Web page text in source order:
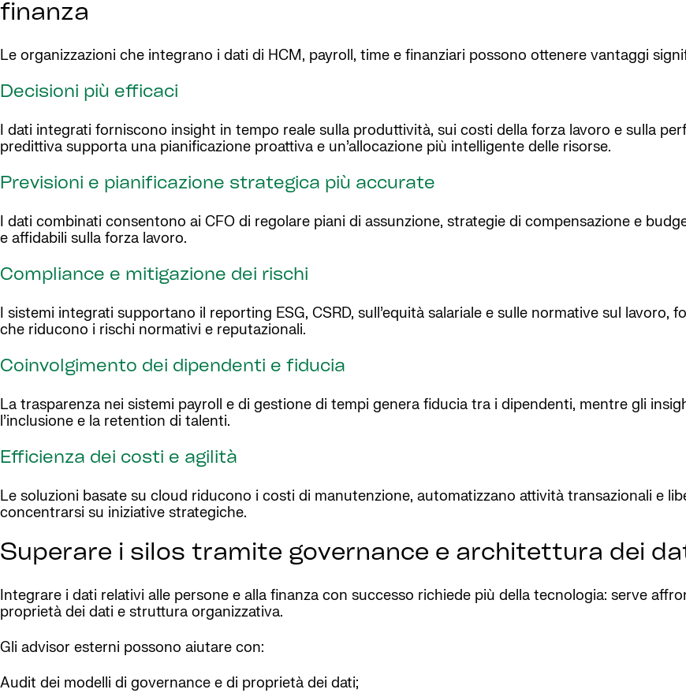
finanza
Le organizzazioni che integrano i dati di HCM, payroll, time e finanziari possono ottenere vantaggi
Decisioni più efficaci
I dati integrati forniscono insight in tempo reale sulla produttività, sui costi della forza lavoro e sulla
predittiva supporta una pianificazione proattiva e un’allocazione più intelligente delle risorse.
Previsioni e pianificazione strategica più accurate
I dati combinati consentono ai CFO di regolare piani di assunzione, strategie di compensazione e
e affidabili sulla forza lavoro.
Compliance e mitigazione dei rischi
I sistemi integrati supportano il reporting ESG, CSRD, sull’equità salariale e sulle normative sul
che riducono i rischi normativi e reputazionali.
Coinvolgimento dei dipendenti e fiducia
La trasparenza nei sistemi payroll e di gestione di tempi genera fiducia tra i dipendenti, mentre gli
l’inclusione e la retention di talenti.
Efficienza dei costi e agilità
Le soluzioni basate su cloud riducono i costi di manutenzione, automatizzano attività transazionali e
concentrarsi su iniziative strategiche.
Superare i silos tramite governance e architettura dei
Integrare i dati relativi alle persone e alla finanza con successo richiede più della tecnologia: serve
proprietà dei dati e struttura organizzativa.
Gli advisor esterni possono aiutare con:
Audit dei modelli di governance e di proprietà dei dati;